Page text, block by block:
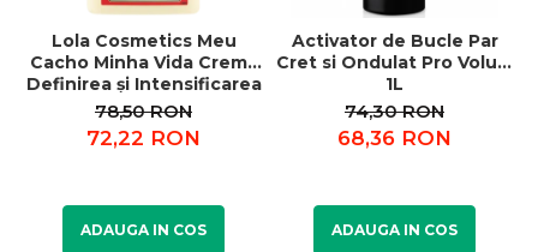
Lola Cosmetics Meu
Cacho Minha Vida Crema
Definirea și Intensificarea
Buclelor 500 g
78,50 RON
72,22 RON
ADAUGA IN COS
Activator de Bucle Par
Cret si Ondulat Pro Volum
1L
74,30 RON
68,36 RON
ADAUGA IN COS